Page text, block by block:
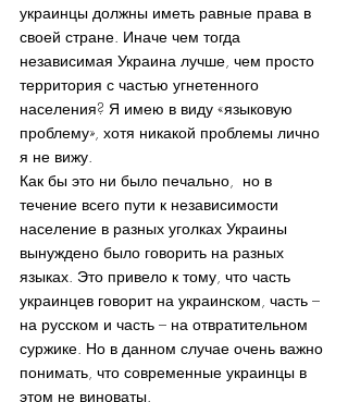
украинцы должны иметь равные права в
своей стране. Иначе чем тогда
независимая Украина лучше, чем просто
территория с частью угнетенного
населения? Я имею в виду «языковую
проблему», хотя никакой проблемы лично
я не вижу.
Как бы это ни было печально,  но в
течение всего пути к независимости
население в разных уголках Украины
вынуждено было говорить на разных
языках. Это привело к тому, что часть
украинцев говорит на украинском, часть –
на русском и часть – на отвратительном
суржике. Но в данном случае очень важно
понимать, что современные украинцы в
этом не виноваты.